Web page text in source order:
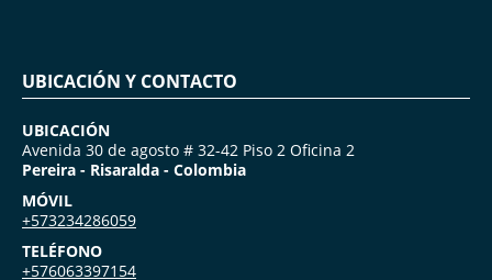
UBICACIÓN Y CONTACTO
UBICACIÓN
Avenida 30 de agosto # 32-42 Piso 2 Oficina 2
Pereira - Risaralda - Colombia
MÓVIL
+573234286059
TELÉFONO
+576063397154